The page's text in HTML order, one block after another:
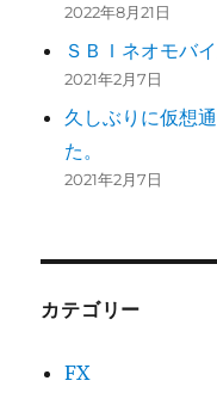
2022年8月21日
ＳＢＩネオモバ
2021年2月7日
久しぶりに仮想
た。
2021年2月7日
カテゴリー
FX